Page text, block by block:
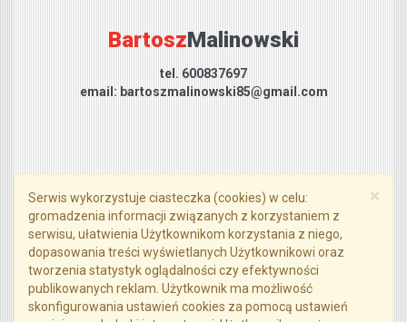
×
Serwis wykorzystuje ciasteczka (cookies) w celu:
gromadzenia informacji związanych z korzystaniem z
serwisu, ułatwienia Użytkownikom korzystania z niego,
dopasowania treści wyświetlanych Użytkownikowi oraz
tworzenia statystyk oglądalności czy efektywności
publikowanych reklam. Użytkownik ma możliwość
skonfigurowania ustawień cookies za pomocą ustawień
BartoszMalinowski
tel. 600837697
email: bartoszmalinowski85@gmail.com
Formularz kontaktowy